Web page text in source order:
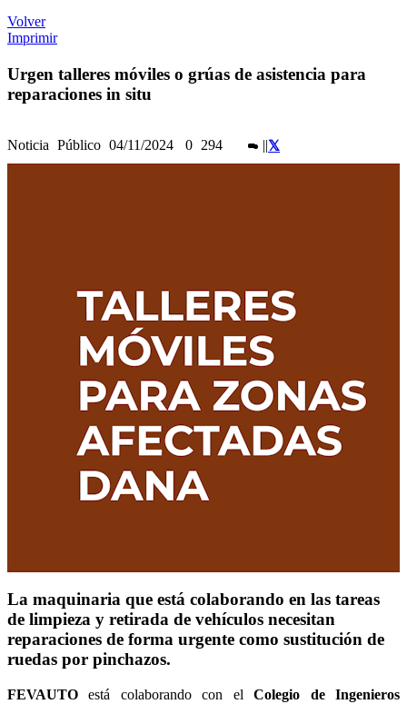
Volver
Imprimir
Urgen talleres móviles o grúas de asistencia para
reparaciones in situ
Noticia Público 04/11/2024 0 294 ||
La maquinaria que está colaborando en las tareas
de limpieza y retirada de vehículos necesitan
reparaciones de forma urgente como sustitución de
ruedas por pinchazos.
FEVAUTO está colaborando con elColegio de Ingenieros